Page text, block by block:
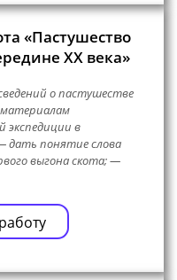
«Пастушество
XX века»
о пастушестве
материалам
экспедиции в
дать понятие слова
выгона скота; —